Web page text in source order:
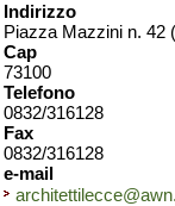
Indirizzo
Piazza Mazzini n. 42
Cap
73100
Telefono
0832/316128
Fax
0832/316128
e-mail